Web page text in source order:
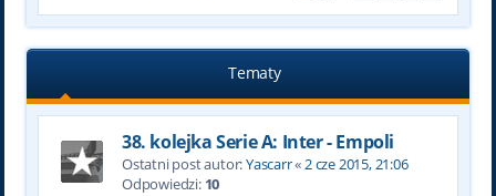
Tematy
38. kolejka Serie A: Inter - Empoli
Ostatni post autor:Yascarr«2 cze 2015, 21:06
Odpowiedzi: 10